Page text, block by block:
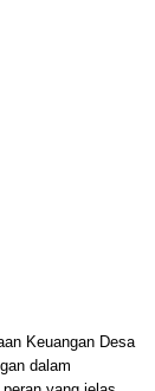
Keuangan Desa
dalam